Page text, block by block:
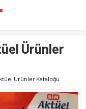
Ürünler
Ürünler Kataloğu